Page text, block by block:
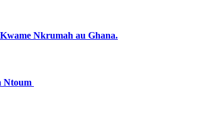
Nkrumah au Ghana.
Ntoum